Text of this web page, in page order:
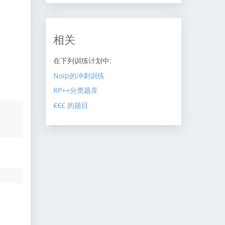
相关
在下列训练计划中:
Noip的冲刺训练
RP++分类题库
€€£ 的题目